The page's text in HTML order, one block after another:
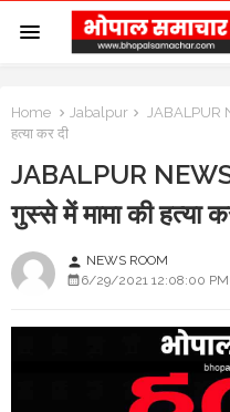
Home Jabalpur
JABALPUR
हत्या कर दी
JABALPUR NEWS:
गुस्से में मामा की हत्या
person NEWS ROOM
6/29/2021 12:08:00 PM